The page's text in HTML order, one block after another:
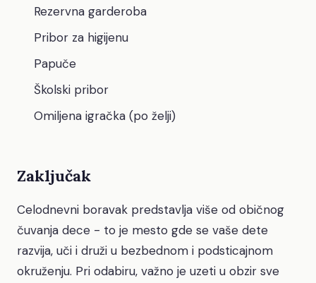
Rezervna garderoba
Pribor za higijenu
Papuče
Školski pribor
Omiljena igračka (po želji)
Zaključak
Celodnevni boravak predstavlja više od običnog
čuvanja dece - to je mesto gde se vaše dete
razvija, uči i druži u bezbednom i podsticajnom
okruženju. Pri odabiru, važno je uzeti u obzir sve